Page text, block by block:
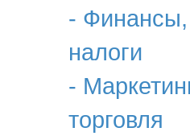
- Финансы,
налоги
-
торговля